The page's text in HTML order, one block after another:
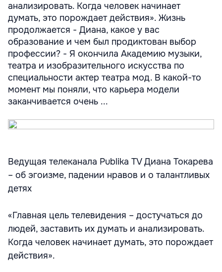
анализировать. Когда человек начинает
думать, это порождает действия». Жизнь
продолжается - Диана, какое у вас
образование и чем был продиктован выбор
профессии? - Я окончила Академию музыки,
театра и изобразительного искусства по
специальности актер театра мод. В какой-то
момент мы поняли, что карьера модели
заканчивается очень ...
Ведущая телеканала Publika TV Диана Токарева
– об эгоизме, падении нравов и о талантливых
детях
«Главная цель телевидения – достучаться до
людей, заставить их думать и анализировать.
Когда человек начинает думать, это порождает
действия».